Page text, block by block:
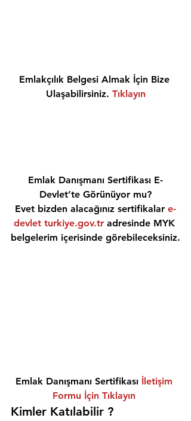
Emlakçılık Belgesi Almak İçin Bize
Ulaşabilirsiniz. Tıklayın
Emlak Danışmanı Sertifikası E-
Devlet’te Görünüyor mu?
Evet bizden alacağınız sertifikalar e-
devlet turkiye.gov.tr adresinde MYK
belgelerim içerisinde görebileceksiniz.
Emlak Danışmanı Sertifikası İletişim
Formu İçin Tıklayın
Kimler Katılabilir ?